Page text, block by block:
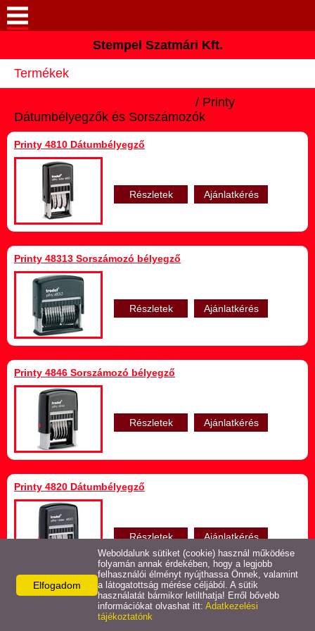
Keresés
Bemutatkozás
Árajánlat
Galéria
Termékek
Márka képviselet
Lézergravírozás
Speciális festékek
Serlegek, Érmék
Stempel Szatmári Kft.
Termékek
/ Printy
Dátumbélyegzők és Sorszámozók
Printy 4810 Dátumbélyegző
Részletek Ajánlatkérés
Printy 48313 Sorszámozó bélyegző
Részletek Ajánlatkérés
Printy 4846 Sorszámozó bélyegző
Részletek Ajánlatkérés
Printy 4820 Dátumbélyegző
Részletek Ajánlatkérés
Printy 4836 Sorszámozó bélyegző
Elfogadom
Weboldalunk sütiket (cookie) használ működése
folyamán annak érdekében, hogy a legjobb
felhasználói élményt nyújthassa Önnek, valamint
a látogatottság mérése céljából. A sütik
használatát bármikor letilthatja! Erről bővebb
információkat olvashat itt: Adatkezelési
tájékoztatónk